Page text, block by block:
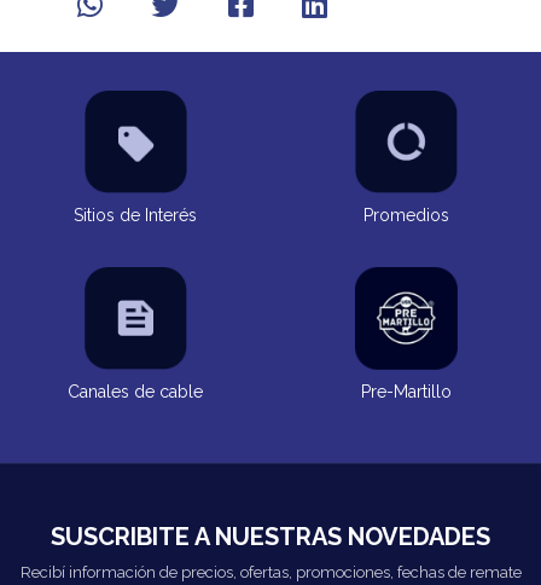
Sitios de Interés Promedios
Canales de cable Pre-Martillo
SUSCRIBITE A NUESTRAS NOVEDADES
Recibí información de precios, ofertas, promociones, fechas de remate